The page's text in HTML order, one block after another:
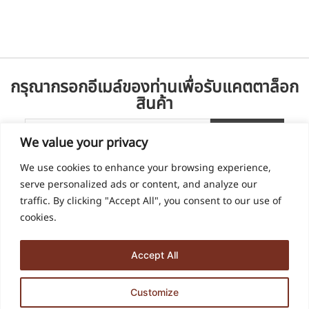
We value your privacy
We use cookies to enhance your browsing experience,
serve personalized ads or content, and analyze our
traffic. By clicking "Accept All", you consent to our use of
cookies.
Customize
Accept All
กรุณากรอกอีเมล์ของท่านเพื่อรับแคตตาล็อก
สินค้า
936, 938 ซอย ด่านสำโรง 60 ตำบล สำโรงเหนือ อำเภอเมืองสมุทรปราการ